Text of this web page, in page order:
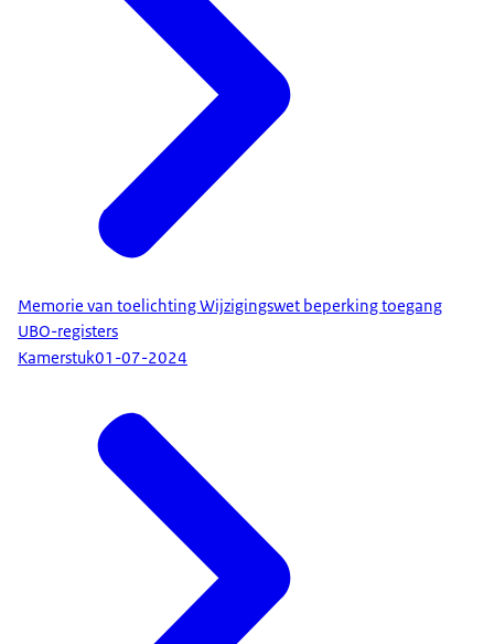
Memorie van toelichting Wijzigingswet beperking toegang
UBO-registers
Kamerstuk01-07-2024